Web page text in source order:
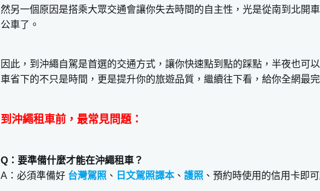
然另一個原因是搭乘大眾交通會讓你失去時間的自主性，光是從南到北開
公車了。
因此，到沖繩自駕是首選的交通方式，讓你快速點到點的踩點，半夜也可
車省下的不只是時間，更是提升你的旅遊品質，繼續往下看，給你全網最
到沖繩租車前，最常見問題：
Q：要準備什麼才能在沖繩租車？
A：必須準備好 台灣駕照 、 日文駕照譯本、 護照 、預約時使用的信用卡即